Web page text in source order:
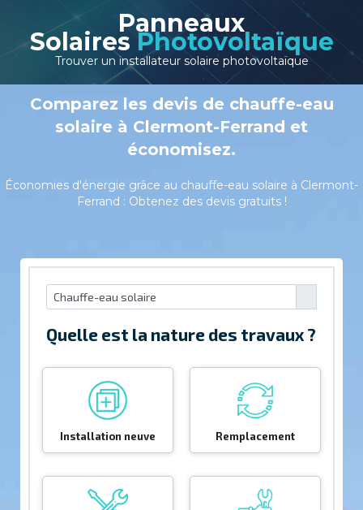
Panneaux
Solaires Photovoltaïque
Trouver un installateur solaire photovoltaïque
Comparez les devis de chauffe-eau
solaire à Clermont-Ferrand et
économisez.
Économies d'énergie grâce au chauffe-eau solaire à Clermont-
Ferrand : Obtenez des devis gratuits !